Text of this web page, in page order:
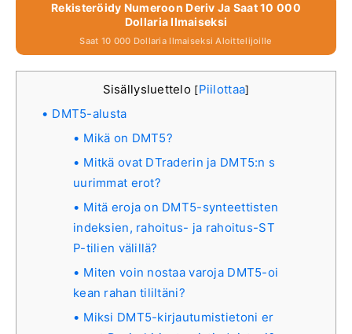
Rekisteröidy Numeroon Deriv Ja Saat 10 000
Dollaria Ilmaiseksi
Saat 10 000 Dollaria Ilmaiseksi Aloittelijoille
Sisällysluettelo [Piilottaa]
DMT5-alusta
Mikä on DMT5?
Mitkä ovat DTraderin ja DMT5:n s
uurimmat erot?
Mitä eroja on DMT5-synteettisten
indeksien, rahoitus- ja rahoitus-ST
P-tilien välillä?
Miten voin nostaa varoja DMT5-oi
kean rahan tililtäni?
Miksi DMT5-kirjautumistietoni er